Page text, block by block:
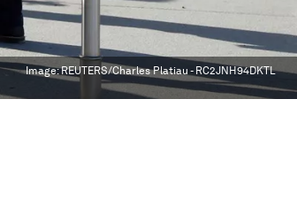
Image:REUTERS/Charles Platiau - RC2JNH94DKTL